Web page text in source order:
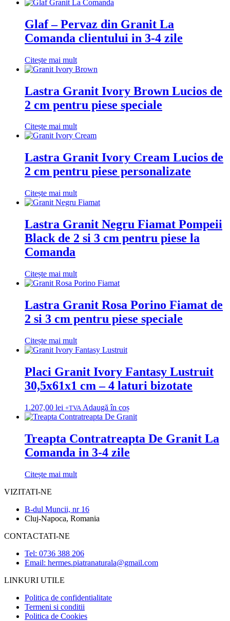
Glaf – Pervaz din Granit La
Comanda clientului in 3-4 zile
Citește mai mult
Lastra Granit Ivory Brown Lucios de
2 cm pentru piese speciale
Citește mai mult
Lastra Granit Ivory Cream Lucios de
2 cm pentru piese personalizate
Citește mai mult
Lastra Granit Negru Fiamat Pompeii
Black de 2 si 3 cm pentru piese la
Comanda
Citește mai mult
Lastra Granit Rosa Porino Fiamat de
2 si 3 cm pentru piese speciale
Citește mai mult
Placi Granit Ivory Fantasy Lustruit
30,5x61x1 cm – 4 laturi bizotate
1.207,00 lei +TVA Adaugă în coș
Treapta Contratreapta De Granit La
Comanda in 3-4 zile
Citește mai mult
VIZITATI-NE
B-dul Muncii, nr 16
Cluj-Napoca, Romania
CONTACTATI-NE
Tel: 0736 388 206
Email: hermes.piatranaturala@gmail.com
LINKURI UTILE
Politica de confidentialitate
Termeni si conditii
Politica de Cookies